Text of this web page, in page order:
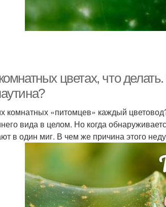
цветах, что
комнатных «питомцев» каждый
вида в целом. Но когда
в один миг. В чем же причина этого